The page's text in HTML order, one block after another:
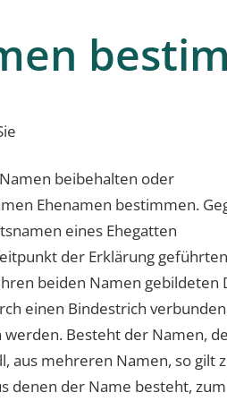
beibehalten oder
Ehenamen bestimmen.
eines Ehegatten
der Erklärung
beiden Namen
einen Bindestrich
Besteht der Namen,
aus mehreren Namen, so gilt
denen der Name besteht,